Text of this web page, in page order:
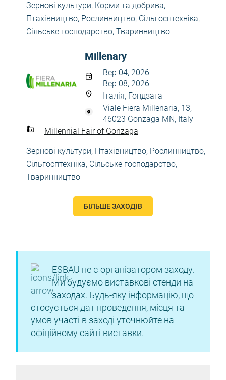
Зернові культури, Корми та добрива,
Птахівництво, Рослинництво, Сільгосптехніка,
Сільське господарство, Тваринництво
Millenary
Вер 04, 2026
Вер 08, 2026
Італія, Гондзага
Viale Fiera Millenaria, 13,
46023 Gonzaga MN, Italy
Millennial Fair of Gonzaga
Зернові культури, Птахівництво, Рослинництво,
Сільгосптехніка, Сільське господарство,
Тваринництво
БІЛЬШЕ ЗАХОДІВ
ESBAU не є організатором заходу.
Ми будуємо виставкові стенди на
заходах. Будь-яку інформацію, що
стосується дат проведення, місця та
умов участі в заході уточнюйте на
офіційному сайті виставки.